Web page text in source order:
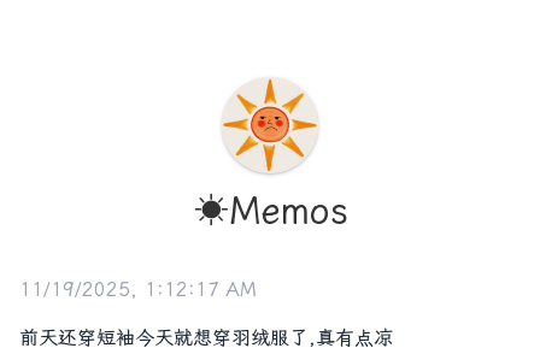
☀️Memos
11/19/2025, 1:12:17 AM
前天还穿短袖今天就想穿羽绒服了,真有点凉